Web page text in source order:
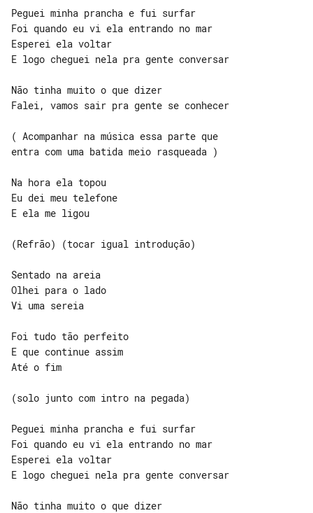
Peguei minha prancha e fui surfar
Foi quando eu vi ela entrando no mar
Esperei ela voltar
E logo cheguei nela pra gente conversar
Não tinha muito o que dizer
Falei, vamos sair pra gente se conhecer
( Acompanhar na música essa parte que
entra com uma batida meio rasqueada )
Na hora ela topou
Eu dei meu telefone
E ela me ligou
(Refrão) (tocar igual introdução)
Sentado na areia
Olhei para o lado
Vi uma sereia
Foi tudo tão perfeito
E que continue assim
Até o fim
(solo junto com intro na pegada)
Peguei minha prancha e fui surfar
Foi quando eu vi ela entrando no mar
Esperei ela voltar
E logo cheguei nela pra gente conversar
Não tinha muito o que dizer